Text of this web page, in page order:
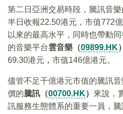
第二日亞洲交易時段，騰訊音
半日收報22.50港元，市值772
以來的最高水平，同時也帶動
的音樂平台雲音樂（09899.HK）
69.30港元，市值146億港元。
儘管不足千億港元市值的騰訊
價的騰訊（00700.HK） 來說，
訊服務生態體系的重要一員，